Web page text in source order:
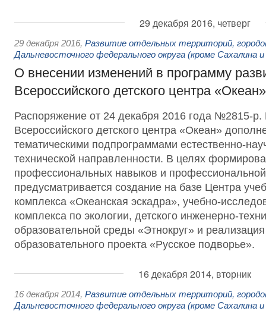
29 декабря 2016, четверг
29 декабря 2016, Развитие отдельных территорий,
Дальневосточного федерального округа (кроме Сахалина
О внесении изменений в программу
Всероссийского детского центра «Океан»
Распоряжение от 24 декабря 2016 года №2815-р.
Всероссийского детского центра «Океан»
тематическими подпрограммами естественно-
технической направленности. В целях
профессиональных навыков и
предусматривается создание на базе Центра
комплекса «Океанская эскадра», учебно-
комплекса по экологии, детского инженерно-
образовательной среды «Этнокруг» и
образовательного проекта «Русское подворье».
16 декабря 2014, вторник
16 декабря 2014, Развитие отдельных территорий,
Дальневосточного федерального округа (кроме Сахалина